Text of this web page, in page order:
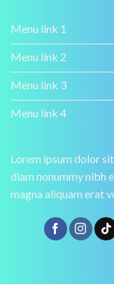
Menu link 1
Menu link 2
Menu link 3
Menu link 4
Lorem ipsum dolor
diam nonummy nibh
magna aliquam erat